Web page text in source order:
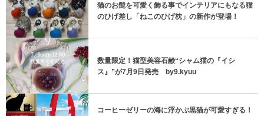
猫のお髭を可愛く飾る事でインテリアにもなる猫
のひげ差し「ねこのひげ枕」の新作が登場！
数量限定！猫型美容石鹸“シャム猫の『イシ
ス』”が7月9日発売 by9.kyuu
コーヒーゼリーの海に浮かぶ黒猫が可愛すぎる！